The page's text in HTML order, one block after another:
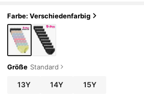
Farbe: Verschiedenfarbig
Größe Standard
13Y 14Y 15Y